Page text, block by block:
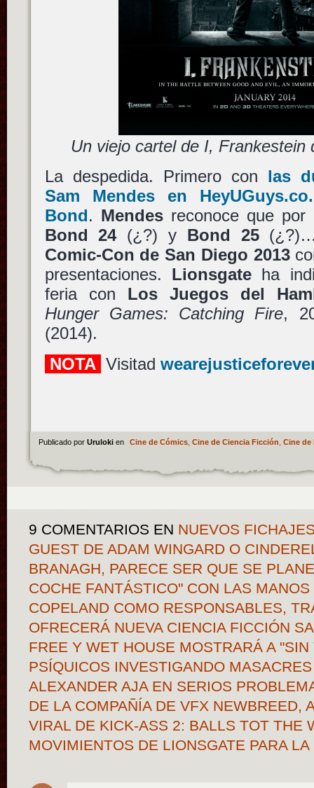
Un viejo cartel de I, Frankestein
La despedida. Primero con las
Sam Mendes en
Bond. Mendesreconoce que por
Bond 24(¿?) y Bond 25(¿?)…
Comic-Con de San Diego 2013
presentaciones. Lionsgateha
feria con Los Juegos del
Hunger Games: Catching Fire,
(2014).
NOTA Visitad
Publicado por Uruloki en Cine de Cómics, Cine de Ciencia Ficción Cine de
9 COMENTARIOS EN NUEVOS
GUEST DE ADAM WINGARD O
BRANAGH, PARECE SER QUE SE
COCHE FANTÁSTICO" CON LAS
COPELAND COMO RESPONSABLES,
OFRECERÁ NUEVA CIENCIA FICCIÓN
FREE Y WET HOUSE MOSTRARÁ A
PSÍQUICOS INVESTIGANDO
ALEXANDER AJA EN SERIOS
DE LA COMPAÑÍA DE VFX NEWBREED,
VIRAL DE KICK-ASS 2: BALLS TOT THE
MOVIMIENTOS DE LIONSGATE PARA